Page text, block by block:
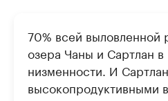
70% всей выловленной
озера Чаны и Сартлан
низменности. И
высокопродуктивными